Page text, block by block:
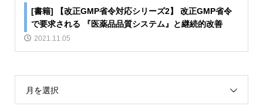
[書籍] 【改正GMP省令対応シリーズ2】 改正GMP省令
で要求される 『医薬品品質システム』と継続的改善
2021.11.05
月を選択